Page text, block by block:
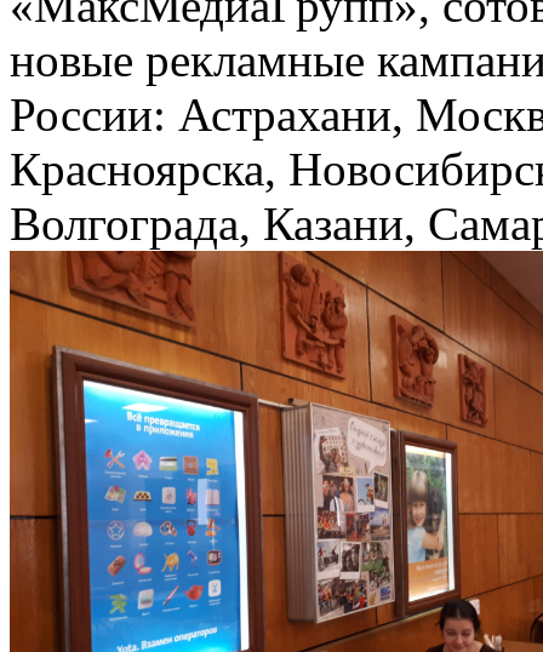
новые рекламные
России: Астрахани,
Красноярска,
Волгограда, Казани,